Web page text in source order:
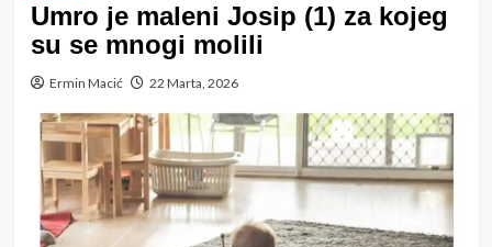
Umro je maleni Josip (1) za kojeg
su se mnogi molili
Ermin Macić 22 Marta, 2026